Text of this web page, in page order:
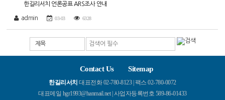
한길리서치 언론공표 ARS조사 안내
admin 03-03 6328
제목
Contact Us Sitemap
한길리서치 대표전화 02-780-8123 | 팩스 02-780-0072
대표메일 hgr1993@hanmail.net | 사업자등록번호 589-86-01433